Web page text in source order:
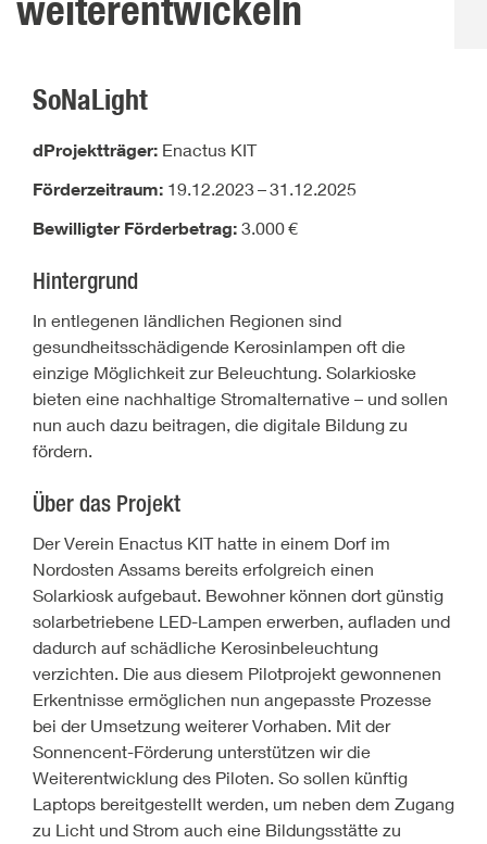
weiterentwickeln
SoNaLight
dProjektträger: Enactus KIT
Förderzeitraum: 19.12.2023 –31.12.2025
Bewilligter Förderbetrag: 3.000€
Hintergrund
In entlegenen ländlichen Regionen sind
gesundheitsschädigende Kerosinlampen oft die
einzige Möglichkeit zur Beleuchtung. Solarkioske
bieten eine nachhaltige Stromalternative – und sollen
nun auch dazu beitragen, die digitale Bildung zu
fördern.
Über das Projekt
Der Verein Enactus KIT hatte in einem Dorf im
Nordosten Assams bereits erfolgreich einen
Solarkiosk aufgebaut. Bewohner können dort günstig
solarbetriebene LED-Lampen erwerben, aufladen und
dadurch auf schädliche Kerosinbeleuchtung
verzichten. Die aus diesem Pilotprojekt gewonnenen
Erkentnisse ermöglichen nun angepasste Prozesse
bei der Umsetzung weiterer Vorhaben. Mit der
Sonnencent-Förderung unterstützen wir die
Weiterentwicklung des Piloten. So sollen künftig
Laptops bereitgestellt werden, um neben dem Zugang
zu Licht und Strom auch eine Bildungsstätte zu